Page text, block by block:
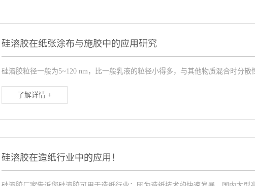
硅溶胶在纸张涂布与施胶中的应用研究
硅溶胶粒径一般为5~120 nm，比一般乳液的粒径小得多，与其他物质混合时分
了解详情 +
硅溶胶在造纸行业中的应用！